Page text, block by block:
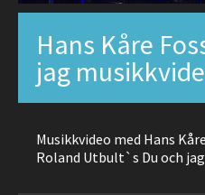
Hans Kåre
jag
Musikkvideo med Hans
Roland Utbult`s Du och jag